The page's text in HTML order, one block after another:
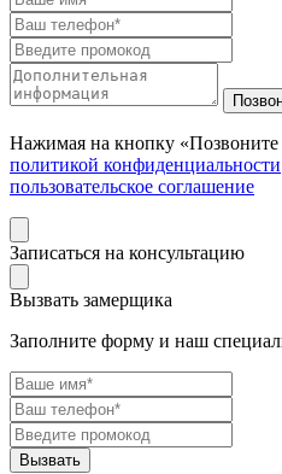
Нажимая на кнопку «Позвоните
политикой конфиденциальности
пользовательское соглашение
Записаться на консультацию
Вызвать замерщика
Заполните форму и наш